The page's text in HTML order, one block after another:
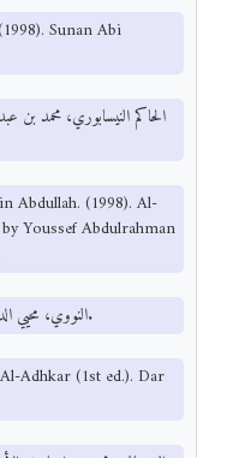
Sunan Abi
Abdullah. (1998). Al-
Youssef Abdulrahman
النووي، محيي الدين. (1985). كتاب الأذكار (ط1). دار البشائر.
Adhkar (1st ed.). Dar